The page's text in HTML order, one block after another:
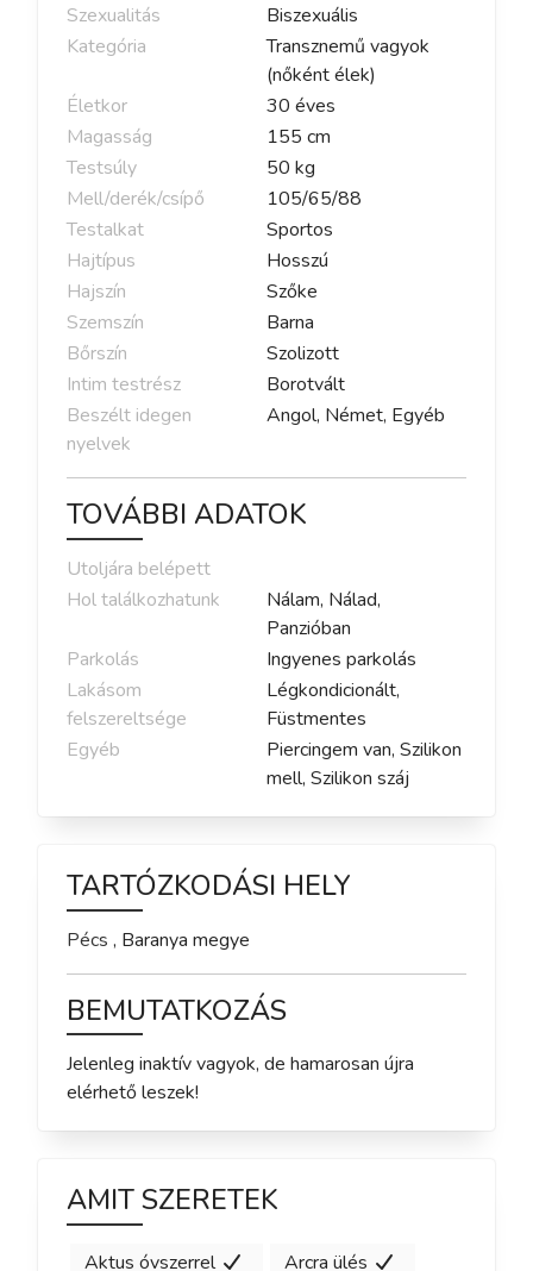
Szexualitás
Biszexuális
Kategória
Transznemű vagyok
(nőként élek)
Életkor
30 éves
Magasság
155 cm
Testsúly
50 kg
Mell/derék/csípő
105/65/88
Testalkat
Sportos
Hajtípus
Hosszú
Hajszín
Szőke
Szemszín
Barna
Bőrszín
Szolizott
Intim testrész
Borotvált
Beszélt idegen
nyelvek
Angol, Német, Egyéb
TOVÁBBI ADATOK
Utoljára belépett
Hol találkozhatunk
Nálam, Nálad,
Panzióban
Parkolás
Ingyenes parkolás
Lakásom
felszereltsége
Légkondicionált,
Füstmentes
Egyéb
Piercingem van, Szilikon
mell, Szilikon száj
TARTÓZKODÁSI HELY
Pécs , Baranya megye
BEMUTATKOZÁS
Jelenleg inaktív vagyok, de hamarosan újra
elérhető leszek!
AMIT SZERETEK
Aktus óvszerrel Arcra ülés